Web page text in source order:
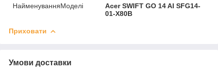
НайменуванняМоделі
Acer SWIFT GO 14 AI SFG14-
01-X80B
Приховати
Умови доставки